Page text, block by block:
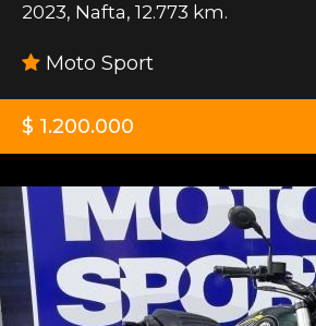
2023, Nafta, 12.773 km.
Moto Sport
$ 1.200.000